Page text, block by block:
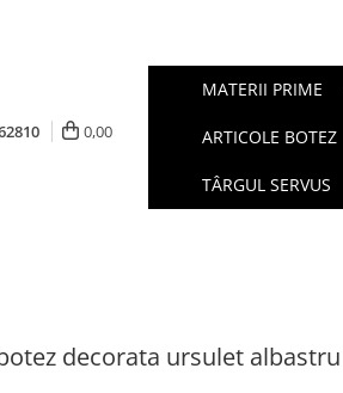
0,00
MATERII PRIME
ARTICOLE BOTEZ
TÂRGUL SERVUS
decorata ursulet albastru